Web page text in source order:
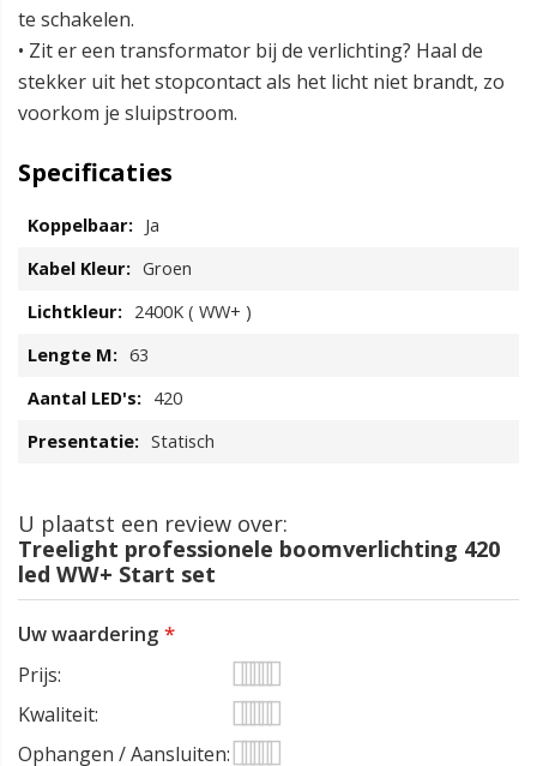
te schakelen.
• Zit er een transformator bij de verlichting? Haal de
stekker uit het stopcontact als het licht niet brandt, zo
voorkom je sluipstroom.
Specificaties
Ja
Groen
2400K ( WW+ )
63
420
Statisch
U plaatst een review over:
Treelight professionele boomverlichting 420
led WW+ Start set
Uw waardering
Prijs
1
star
2
stars
3
stars
4
stars
5
stars
Kwaliteit
1
2
3
4
5
Ophangen / Aansluiten